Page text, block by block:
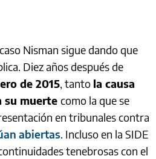
Nisman sigue dando que
Diez años después de
de 2015, tanto la causa
su muerte como la que se
en tribunales contra
abiertas. Incluso en la SIDE
tenebrosas con el